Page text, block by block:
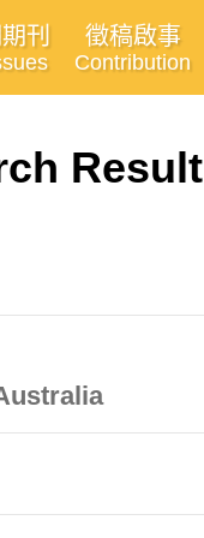
刊 徵稿啟事
Contribution
Result